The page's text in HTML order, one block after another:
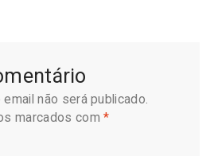
não será publicado.
marcados com*